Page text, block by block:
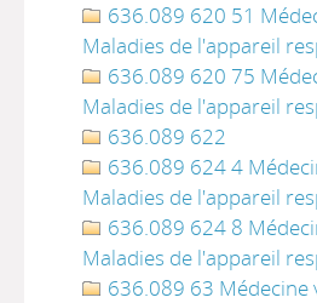
636.089 620 51
Maladies de l'appareil
636.089 620 75
Maladies de l'appareil
636.089 622
636.089 624 4
Maladies de l'appareil
636.089 624 8
Maladies de l'appareil
636.089 63 Médecine